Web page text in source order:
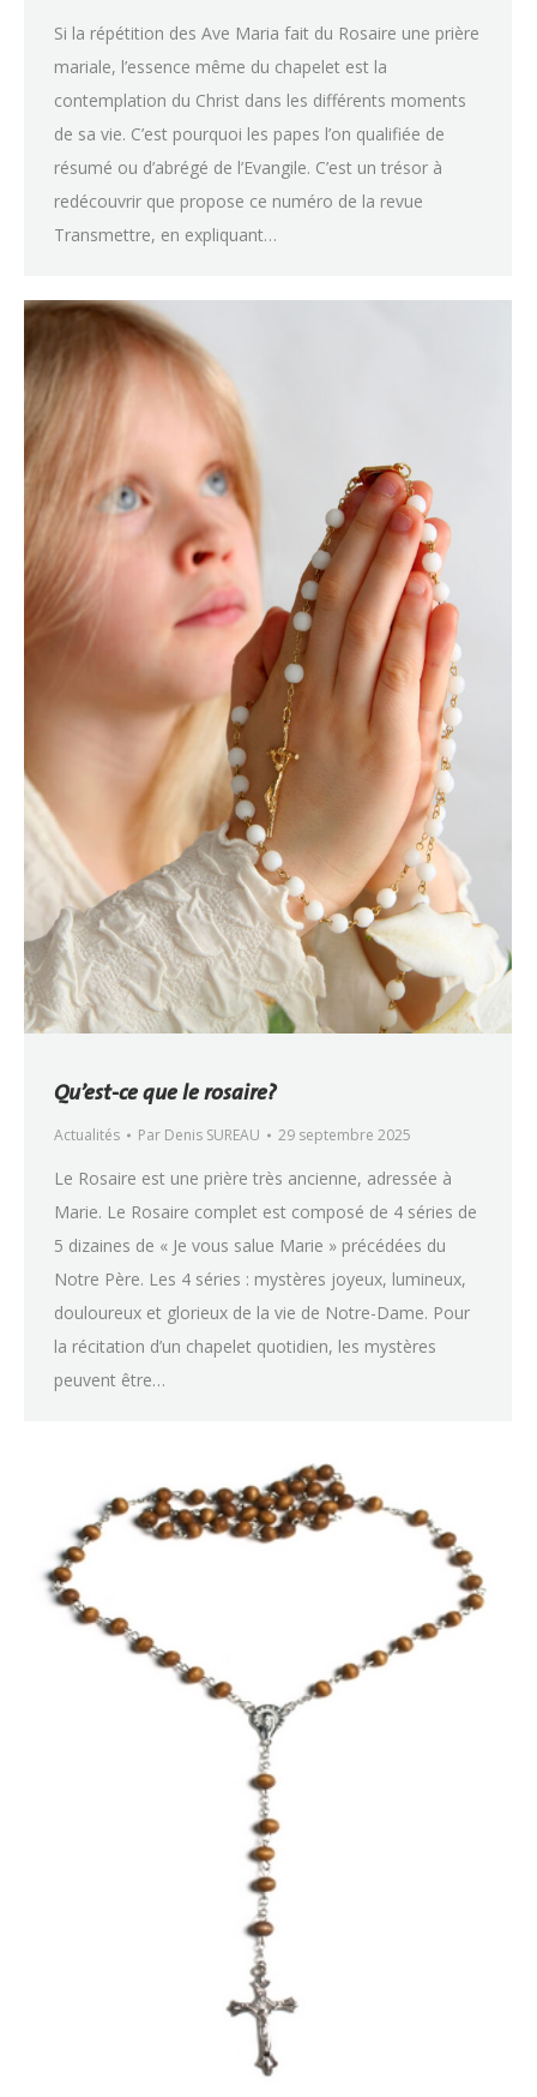
Si la répétition des Ave Maria fait du Rosaire une prière
mariale, l’essence même du chapelet est la
contemplation du Christ dans les différents moments
de sa vie. C’est pourquoi les papes l’on qualifiée de
résumé ou d’abrégé de l’Evangile. C’est un trésor à
redécouvrir que propose ce numéro de la revue
Transmettre, en expliquant…
Qu’est-ce que le rosaire?
Actualités Par Denis SUREAU 29 septembre 2025
Le Rosaire est une prière très ancienne, adressée à
Marie. Le Rosaire complet est composé de 4 séries de
5 dizaines de « Je vous salue Marie » précédées du
Notre Père. Les 4 séries : mystères joyeux, lumineux,
douloureux et glorieux de la vie de Notre-Dame. Pour
la récitation d’un chapelet quotidien, les mystères
peuvent être…